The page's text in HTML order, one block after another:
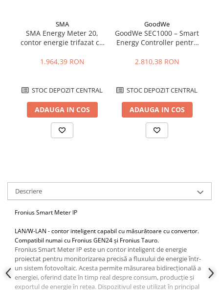
SMA
SMA Energy Meter 20,
contor energie trifazat cu
1.964,39 RON
STOC DEPOZIT CENTRAL
ADAUGA IN COS
GoodWe
GoodWe SEC1000 – Smart
Energy Controller pentru
inteligente
2.810,38 RON
STOC DEPOZIT CENTRAL
ADAUGA IN COS
Descriere
Fronius Smart Meter IP
LAN/W-LAN - contor inteligent capabil cu măsurătoare cu convertor.
Compatibil numai cu Fronius GEN24 și Fronius Tauro.
Fronius Smart Meter IP este un contor inteligent de energie
proiectat pentru monitorizarea precisă a fluxului de energie într-
un sistem fotovoltaic. Acesta permite măsurarea bidirecțională a
energiei, oferind date în timp real despre consum, producție și
exportul de energie în rețea. Dispozitivul este utilizat în principal